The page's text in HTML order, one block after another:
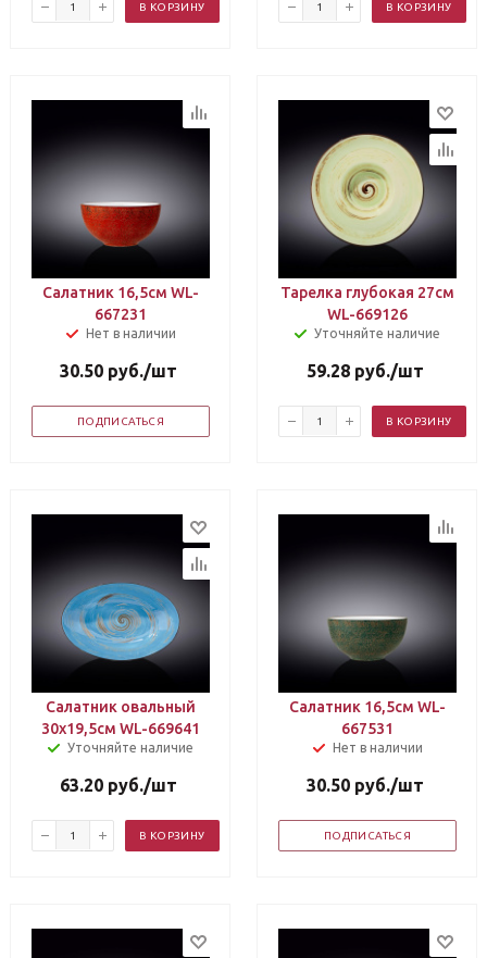
В КОРЗИНУ В КОРЗИНУ
Салатник 16,5см WL-
667231
Нет в наличии
30.50 руб./шт
ПОДПИСАТЬСЯ
Тарелка глубокая 27см
WL-669126
Уточняйте наличие
59.28 руб./шт
В КОРЗИНУ
Салатник овальный
30х19,5см WL-669641
Уточняйте наличие
63.20 руб./шт
В КОРЗИНУ
Салатник 16,5см WL-
667531
Нет в наличии
30.50 руб./шт
ПОДПИСАТЬСЯ